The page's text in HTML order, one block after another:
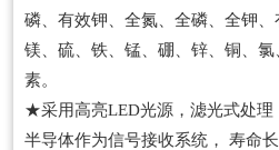
磷、有效钾、全氮、全磷、全钾、
镁、硫、铁、锰、硼、锌、铜、
素。
★采用高亮LED光源，滤光式处理
半导体作为信号接收系统， 寿命